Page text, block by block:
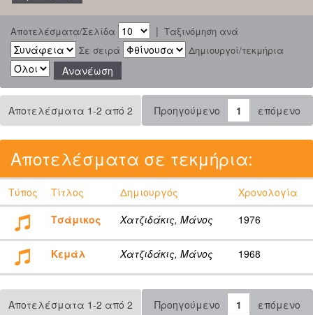
Αποτελέσματα/Σελίδα | Ταξινόμηση ανά
Σε σειρά
Δημιουργοί/τεκμήρια
Αποτελέσματα 1-2 από 2 Προηγούμενο 1 επόμενο
Αποτελέσματα σε τεκμήρια:
Τύπος Τίτλος Δημιουργός
Χρονολογία
Τσάμικος
Χατζιδάκις, Μάνος 1976
Κεμάλ Χατζιδάκις, Μάνος 1968
Αποτελέσματα 1-2 από 2 Προηγούμενο 1 επόμενο